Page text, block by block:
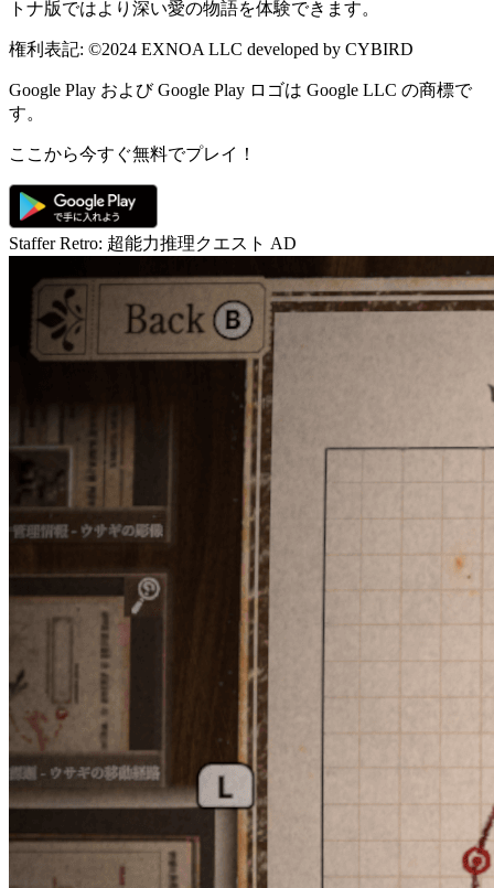
トナ版ではより深い愛の物語を体験できます。
権利表記: ©2024 EXNOA LLC developed by CYBIRD
Google Play および Google Play ロゴは Google LLC の商標で
す。
ここから今すぐ無料でプレイ！
Staffer Retro: 超能力推理クエスト AD